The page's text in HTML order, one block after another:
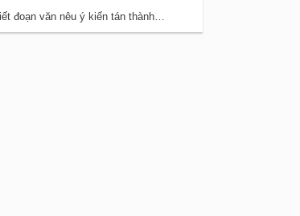
Bài 19 Viết đoạn văn nêu ý kiến tán thành một sự việc, hiện tượng (Bài viết số 1) trang 100 SGK Tiếng Việt 5 Kết nối tri thức tập 2